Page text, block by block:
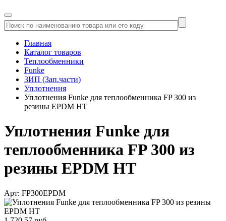
Главная
Каталог товаров
Теплообменники
Funke
ЗИП (Зап.части)
Уплотнения
Уплотнения Funke для теплообменника FP 300 из
резины EPDM HT
Уплотнения Funke для
теплообменника FP 300 из
резины EPDM HT
Арт: FP300EPDM